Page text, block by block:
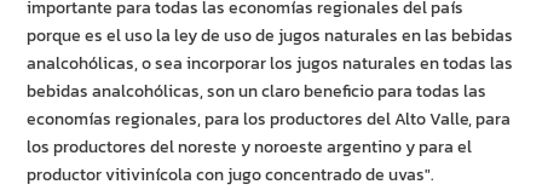
importante para todas las economías regionales del país
porque es el uso la ley de uso de jugos naturales en las bebidas
analcohólicas, o sea incorporar los jugos naturales en todas las
bebidas analcohólicas, son un claro beneficio para todas las
economías regionales, para los productores del Alto Valle, para
los productores del noreste y noroeste argentino y para el
productor vitivinícola con jugo concentrado de uvas".